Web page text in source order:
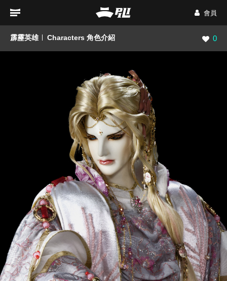
會員
霹靂英雄 Characters 角色介紹 瀏覽
0